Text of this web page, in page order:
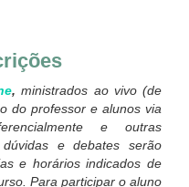
, ministrados ao vivo (de
do professor e alunos via
e outras
e debates serão
e horários indicados de
Para participar o aluno